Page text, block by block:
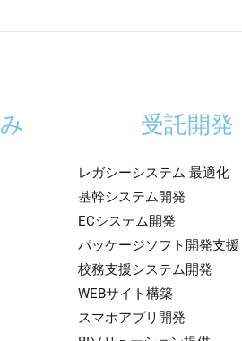
受託開発
レガシーシステム 最適化
基幹システム開発
ECシステム開発
パッケージソフト開発支援
校務支援システム開発
WEBサイト構築
スマホアプリ開発